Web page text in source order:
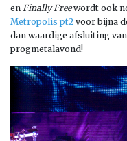
en Finally Freewordt ook
Metropolis pt2 voor bijna
dan waardige afsluiting
progmetalavond!